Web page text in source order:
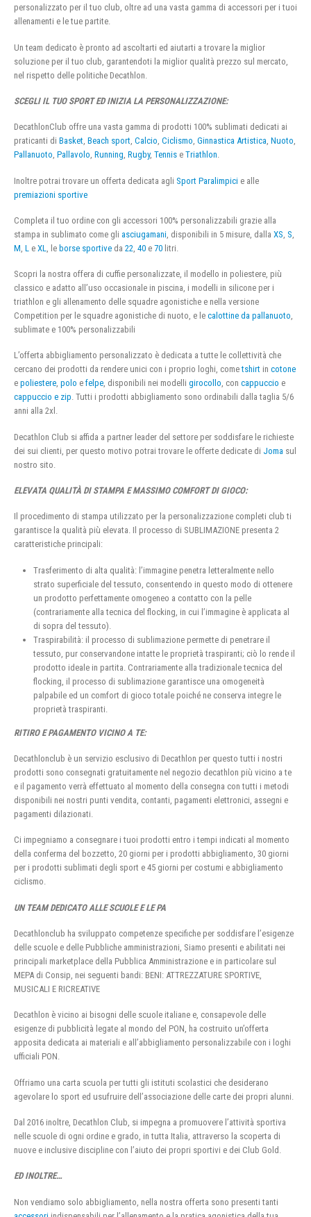
personalizzato per il tuo club, oltre ad una vasta gamma di accessori per i tuoi
allenamenti e le tue partite.
Un team dedicato è pronto ad ascoltarti ed aiutarti a trovare la miglior
soluzione per il tuo club, garantendoti la miglior qualità prezzo sul mercato,
nel rispetto delle politiche Decathlon.
SCEGLI IL TUO SPORT ED INIZIA LA PERSONALIZZAZIONE:
DecathlonClub offre una vasta gamma di prodotti 100% sublimati dedicati ai
praticanti di Basket, Beach sport, Calcio, Ciclismo, Ginnastica Artistica, Nuoto,
Pallanuoto, Pallavolo, Running, Rugby, Tennis e Triathlon.
Inoltre potrai trovare un offerta dedicata agli Sport Paralimpici e alle
premiazioni sportive
Completa il tuo ordine con gli accessori 100% personalizzabili grazie alla
stampa in sublimato come gli asciugamani , disponibili in 5 misure, dalla XS S
M L e XL , le borse sportive da 22 40 e 70 litri.
Scopri la nostra offera di cuffie personalizzate, il modello in poliestere, più
classico e adatto all’uso occasionale in piscina, i modelli in silicone per i
triathlon e gli allenamento delle squadre agonistiche e nella versione
Competition per le squadre agonistiche di nuoto, e le calottine da pallanuoto,
sublimate e 100% personalizzabili
L’offerta abbigliamento personalizzato è dedicata a tutte le collettività che
cercano dei prodotti da rendere unici con i proprio loghi, cometshirt in cotone
e poliestere, polo e felpe, disponibili nei modelli girocollo, con cappuccio e
cappuccio e zip. Tutti i prodotti abbigliamento sono ordinabili dalla taglia 5/6
anni alla 2xl.
Decathlon Club si affida a partner leader del settore per soddisfare le richieste
dei sui clienti, per questo motivo potrai trovare le offerte dedicate di Joma sul
nostro sito.
ELEVATA QUALITÀ DI STAMPA E MASSIMO COMFORT DI GIOCO:
Il procedimento di stampa utilizzato per la personalizzazione completi club ti
garantisce la qualità più elevata. Il processo di SUBLIMAZIONE presenta 2
caratteristiche principali:
Trasferimento di alta qualità: l’immagine penetra letteralmente nello
strato superficiale del tessuto, consentendo in questo modo di ottenere
un prodotto perfettamente omogeneo a contatto con la pelle
(contrariamente alla tecnica del flocking, in cui l’immagine è applicata al
di sopra del tessuto).
Traspirabilità: il processo di sublimazione permette di penetrare il
tessuto, pur conservandone intatte le proprietà traspiranti; ciò lo rende il
prodotto ideale in partita. Contrariamente alla tradizionale tecnica del
flocking, il processo di sublimazione garantisce una omogeneità
palpabile ed un comfort di gioco totale poiché ne conserva integre le
proprietà traspiranti.
RITIRO E PAGAMENTO VICINO A TE:
Decathlonclub è un servizio esclusivo di Decathlon per questo tutti i nostri
prodotti sono consegnati gratuitamente nel negozio decathlon più vicino a te
e il pagamento verrà effettuato al momento della consegna con tutti i metodi
disponibili nei nostri punti vendita, contanti, pagamenti elettronici, assegni e
pagamenti dilazionati.
Ci impegniamo a consegnare i tuoi prodotti entro i tempi indicati al momento
della conferma del bozzetto, 20 giorni per i prodotti abbigliamento, 30 giorni
per i prodotti sublimati degli sport e 45 giorni per costumi e abbigliamento
ciclismo.
UN TEAM DEDICATO ALLE SCUOLE E LE PA
Decathlonclub ha sviluppato competenze specifiche per soddisfare l’esigenze
delle scuole e delle Pubbliche amministrazioni, Siamo presenti e abilitati nei
principali marketplace della Pubblica Amministrazione e in particolare sul
MEPA di Consip, nei seguenti bandi: BENI: ATTREZZATURE SPORTIVE,
MUSICALI E RICREATIVE
Decathlon è vicino ai bisogni delle scuole italiane e, consapevole delle
esigenze di pubblicità legate al mondo del PON, ha costruito un’offerta
apposita dedicata ai materiali e all’abbigliamento personalizzabile con i loghi
ufficiali PON.
Offriamo una carta scuola per tutti gli istituti scolastici che desiderano
agevolare lo sport ed usufruire dell’associazione delle carte dei propri alunni.
Dal 2016 inoltre, Decathlon Club, si impegna a promuovere l’attività sportiva
nelle scuole di ogni ordine e grado, in tutta Italia, attraverso la scoperta di
nuove e inclusive discipline con l’aiuto dei propri sportivi e dei Club Gold.
ED INOLTRE…
Non vendiamo solo abbigliamento, nella nostra offerta sono presenti tanti